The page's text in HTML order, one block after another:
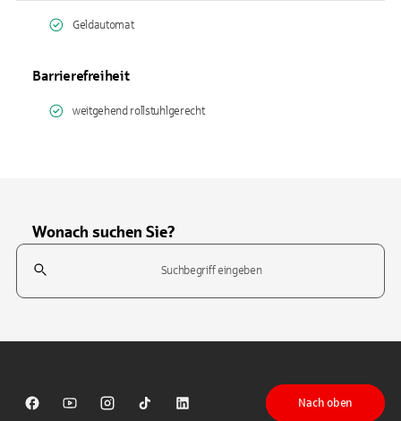
Geldautomat
Barrierefreiheit
weitgehend rollstuhlgerecht
Wonach suchen Sie?
Suchfeld
Sparkasse auf Facebook
Sparkasse auf Youtube
Sparkasse auf Instagram
Sparkasse auf TikTok
Sparkasse auf LinkedIn
Nach oben